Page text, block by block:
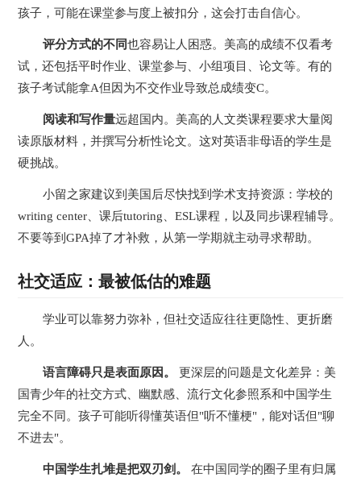
孩子，可能在课堂参与度上被扣分，这会打击自信心。
评分方式的不同也容易让人困惑。美高的成绩不仅看考
试，还包括平时作业、课堂参与、小组项目、论文等。有的
孩子考试能拿A但因为不交作业导致总成绩变C。
阅读和写作量远超国内。美高的人文类课程要求大量阅
读原版材料，并撰写分析性论文。这对英语非母语的学生是
硬挑战。
小留之家建议到美国后尽快找到学术支持资源：学校的
writing center、课后tutoring、ESL课程，以及同步课程辅导。
不要等到GPA掉了才补救，从第一学期就主动寻求帮助。
社交适应：最被低估的难题
学业可以靠努力弥补，但社交适应往往更隐性、更折磨
人。
语言障碍只是表面原因。
更深层的问题是文化差异：美
国青少年的社交方式、幽默感、流行文化参照系和中国学生
完全不同。孩子可能听得懂英语但"听不懂梗"，能对话但"聊
不进去"。
中国学生扎堆是把双刃剑。
在中国同学的圈子里有归属